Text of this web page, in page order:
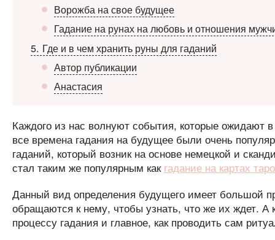
Ворожба на свое будущее
Гадание на рунах на любовь и отношения
5 Где и в чем хранить руны для гаданий
Автор публикации
Анастасия
Каждого из нас волнуют события, которые ожидают
все времена гадания на будущее были очень
гаданий, который возник на основе немецкой и
стал таким же популярным как гадание на картах
Данный вид определения будущего имеет большой
обращаются к нему, чтобы узнать, что же их ждет. А
процессу гадания и главное, как проводить сам